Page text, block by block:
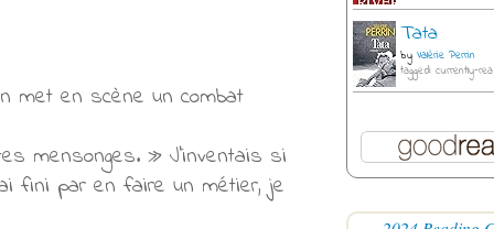
met en scène un combat
mensonges. » J'inventais si
fini par en faire un métier, je
Tata
by Valérie Perrin
tagged: currently-